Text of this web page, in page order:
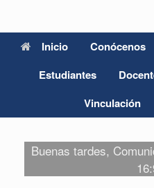
Inicio Conócenos
Estudiantes
Vinculación
Buenas tardes,